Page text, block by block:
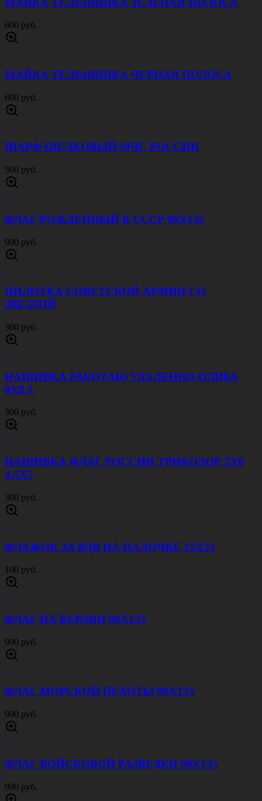
600 руб.
МАЙКА ТЕЛЬНЯШКА ЧЕРНАЯ ПОЛОСА
600 руб.
ШАРФ ШЕЛКОВЫЙ МЧС РОССИИ
500 руб.
ФЛАГ РОЖДЕННЫЙ В СССР 90Х135
900 руб.
ПИЛОТКА СОВЕТСКОЙ АРМИИ CО
ЗВЕЗДОЙ
300 руб.
НАШИВКА РАБОТАЮ УДАЛЕННО ОЛИВА
8Х8,5
300 руб.
НАШИВКА ФЛАГ РОССИИ ТРИКОЛОР 5Х8
4,5Х7
300 руб.
ФЛАЖОК ЗА ВДВ НА ПАЛОЧКЕ 15Х23
100 руб.
ФЛАГ НА БЕРЛИН 90Х135
900 руб.
ФЛАГ МОРСКОЙ ПЕХОТЫ 90Х135
900 руб.
ФЛАГ ВОЙСКОВОЙ РАЗВЕДКИ 90Х135
900 руб.